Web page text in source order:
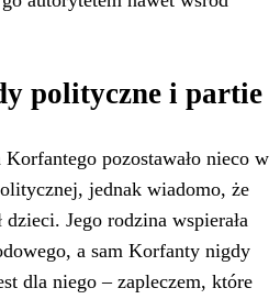
polityczne i partie
pozostawało nieco w
jednak wiadomo, że
Jego rodzina wspierała
a sam Korfanty nigdy
dla niego – zapleczem, które